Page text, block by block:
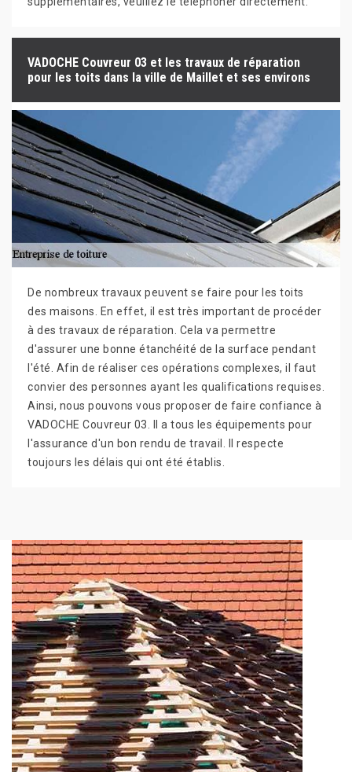
VADOCHE Couvreur 03 et les travaux de réparation
pour les toits dans la ville de Maillet et ses environs
De nombreux travaux peuvent se faire pour les toits
des maisons. En effet, il est très important de procéder
à des travaux de réparation. Cela va permettre
d'assurer une bonne étanchéité de la surface pendant
l'été. Afin de réaliser ces opérations complexes, il faut
convier des personnes ayant les qualifications requises.
Ainsi, nous pouvons vous proposer de faire confiance à
VADOCHE Couvreur 03. Il a tous les équipements pour
l'assurance d'un bon rendu de travail. Il respecte
toujours les délais qui ont été établis.